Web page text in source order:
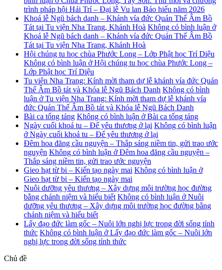
trình pháp hội Hải Trí – Đại lễ Vu lan Báo hiếu năm 2026
Khoá lễ Ngũ bách danh – Khánh vía đức Quán Thế Âm Bồ
Tát tại Tu viện Nha Trang, Khánh Hoà Không có bình luận ở
Khoá lễ Ngũ bách danh – Khánh vía đức Quán Thế Âm Bồ
Tát tại Tu viện Nha Trang, Khánh Hoà
Hội chúng tu học chùa Phước Long – Lớp Phật học Trí Diệu
Không có bình luận ở Hội chúng tu học chùa Phước Long –
Lớp Phật học Trí Diệu
Tu viện Nha Trang: Kính mời tham dự lễ khánh vía đức Quán
Thế Âm Bồ tát và Khóa lễ Ngũ Bách Danh Không có bình
luận ở Tu viện Nha Trang: Kính mời tham dự lễ khánh vía
đức Quán Thế Âm Bồ tát và Khóa lễ Ngũ Bách Danh
Bài ca tống táng Không có bình luận ở Bài ca tống táng
Ngày cuối khoá tu – Để yêu thương ở lại Không có bình luận
ở Ngày cuối khoá tu – Để yêu thương ở lại
Đêm hoa đăng cầu nguyện – Thắp sáng niềm tin, gửi trao ước
nguyện Không có bình luận ở Đêm hoa đăng cầu nguyện –
Thắp sáng niềm tin, gửi trao ước nguyện
Gieo hạt từ bi – Kiến tạo ngày mai Không có bình luận ở
Gieo hạt từ bi – Kiến tạo ngày mai
Nuôi dưỡng yêu thương – Xây dựng môi trường học đường
bằng chánh niệm và hiểu biết Không có bình luận ở Nuôi
dưỡng yêu thương – Xây dựng môi trường học đường bằng
chánh niệm và hiểu biết
Lấy đạo đức làm gốc – Nuôi lớn nghị lực trong đời sống tỉnh
thức Không có bình luận ở Lấy đạo đức làm gốc – Nuôi lớn
nghị lực trong đời sống tỉnh thức
Chủ đề